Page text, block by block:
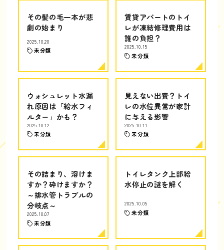
その髪の毛一本が悲
劇の始まり
2025.10.20
未分類
賃貸アパートのトイ
レが凍結修理費用は
誰の負担？
2025.10.15
未分類
ウォシュレット水漏
れ原因は「給水フィ
ルター」かも？
2025.10.12
未分類
見えない出費？トイ
レの水位異常が家計
に与える影響
2025.10.11
未分類
その詰まり、溶けま
すか？砕けますか？
～排水管トラブルの
分岐点～
2025.10.07
未分類
トイレタンク上部給
水停止の謎を解く
2025.10.05
未分類